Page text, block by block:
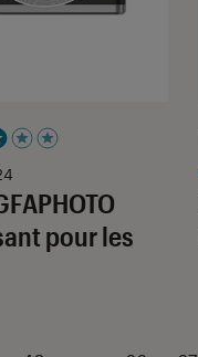
pour les
sur 5